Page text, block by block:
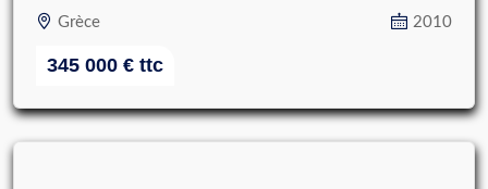
Grèce 2010
345 000 € ttc